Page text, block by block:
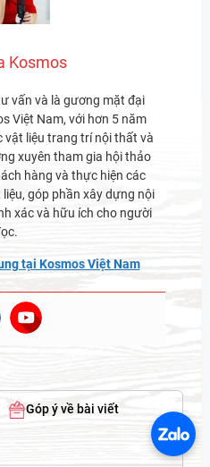
Kosmos
vấn và là gương mặt đại
Việt Nam, với hơn 5 năm
vật liệu trang trí nội thất và
xuyên tham gia hội thảo
hàng và thực hiện các
góp phần xây dựng nội
xác và hữu ích cho người
tại Kosmos Việt Nam
Góp ý về bài viết